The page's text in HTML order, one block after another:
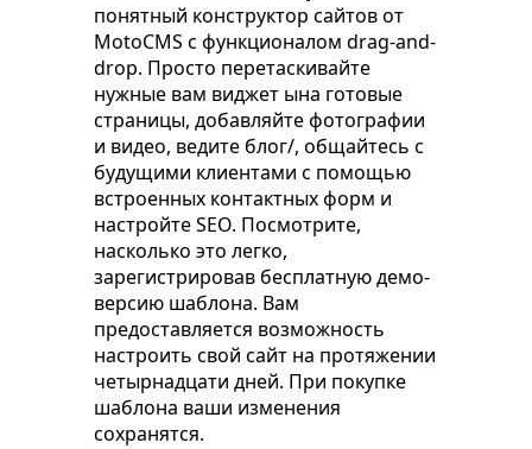
понятный конструктор сайтов от
MotoCMS с функционалом drag-and-
drop. Просто перетаскивайте
нужные вам виджет ына готовые
страницы, добавляйте фотографии
и видео, ведите блог/, общайтесь с
будущими клиентами с помощью
встроенных контактных форм и
настройте SEO. Посмотрите,
насколько это легко,
зарегистрировав бесплатную демо-
версию шаблона. Вам
предоставляется возможность
настроить свой сайт на протяжении
четырнадцати дней. При покупке
шаблона ваши изменения
сохранятся.